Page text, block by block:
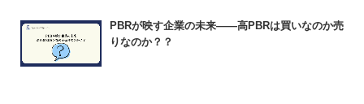
PBRが映す企業の未来――高PBRは買いなのか売
りなのか？？